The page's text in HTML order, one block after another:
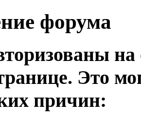
форума
на
Это
причин: